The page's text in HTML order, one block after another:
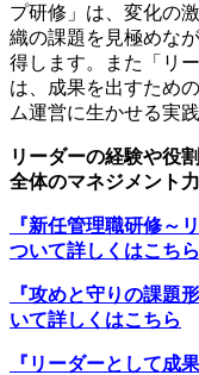
プ研修」は、変化の
織の課題を見極めな
得します。また「リ
は、成果を出すため
ム運営に生かせる実
リーダーの経験や役
全体のマネジメント
『新任管理職研修～
ついて詳しくはこちら
『攻めと守りの課題
いて詳しくはこちら
『リーダーとして成